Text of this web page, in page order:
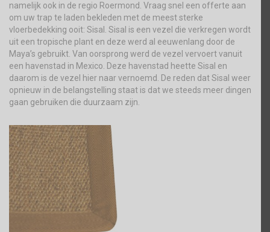
namelijk ook in de regio Roermond. Vraag snel een offerte aan
om uw trap te laden bekleden met de meest sterke
vloerbedekking ooit: Sisal. Sisal is een vezel die verkregen wordt
uit een tropische plant en deze werd al eeuwenlang door de
Maya’s gebruikt. Van oorsprong werd de vezel vervoert vanuit
een havenstad in Mexico. Deze havenstad heette Sisal en
daarom is de vezel hier naar vernoemd. De reden dat Sisal weer
opnieuw in de belangstelling staat is dat we steeds meer dingen
gaan gebruiken die duurzaam zijn.